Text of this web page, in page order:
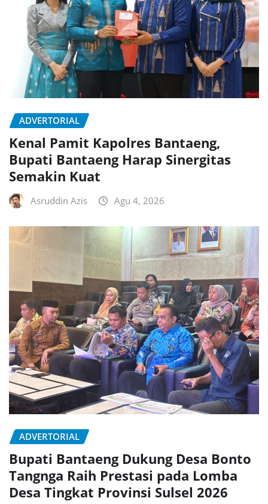
ADVERTORIAL
Kenal Pamit Kapolres Bantaeng,
Bupati Bantaeng Harap Sinergitas
Semakin Kuat
Asruddin Azis Agu 4, 2026
ADVERTORIAL
Bupati Bantaeng Dukung Desa Bonto
Tangnga Raih Prestasi pada Lomba
Desa Tingkat Provinsi Sulsel 2026